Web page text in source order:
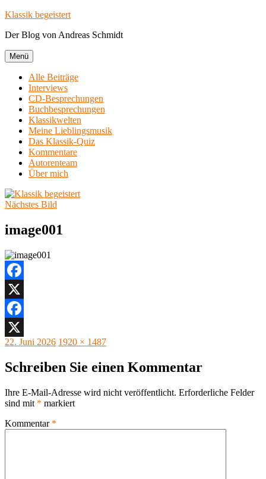
Zum
springen
Klassik begeistert
Der Blog von Andreas Schmidt
Menü
Alle Beiträge
Interviews
CD-Besprechungen
Buchbesprechungen
Klassikwelten
Meine Lieblingsmusik
Das Klassik-Quiz
Kommentare
Autorenteam
Über mich
Nächstes Bild
image001
Facebook
X
Facebook
X
Veröffentlicht
22. Juni 2026 Originalgröße
1920 × 1487
Schreiben Sie einen Kommentar
Ihre E-Mail-Adresse wird nicht veröffentlicht. Erforderliche Felder
sind mit * markiert
Kommentar *